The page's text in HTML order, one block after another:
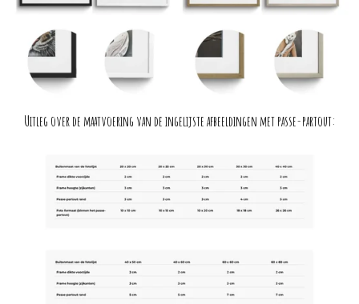
Uitleg over de maatvoering van de ingelijste afbeeldingen met passe-partout: